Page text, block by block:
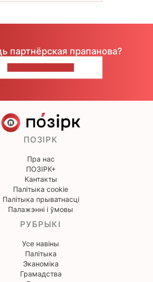
партнёрская прапанова?
ПОЗІРК
Пра нас
ПОЗІРК+
Кантакты
Палітыка cookie
Палітыка прыватнасці
Палажэнні і ўмовы
РУБРЫКІ
Усе навіны
Палітыка
Эканоміка
Грамадства